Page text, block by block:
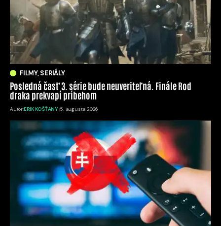
FILMY, SERIÁLY
Posledná časť 3. série bude neuveriteľná. Finále Rod
draka prekvapí príbehom
Autor:ERIK KOŠŤANY 5. augusta 2026